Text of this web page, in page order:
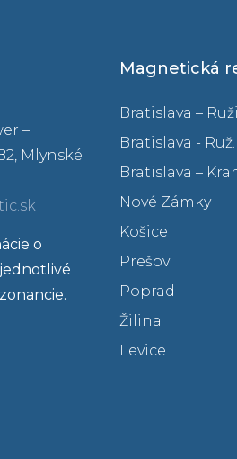
–
Mlynské
o
Magnetická
Bratislava –
Bratislava -
Bratislava –
Nové Zámky
Košice
Prešov
Poprad
Žilina
Levice